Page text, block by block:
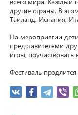
другие страны. В
Таиланд, Испания,
На мероприятии
представителями
игры,
Фестиваль